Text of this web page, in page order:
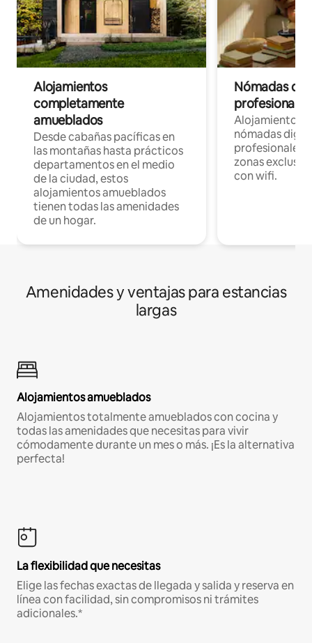
Alojamientos
completamente
amueblados
Desde cabañas pacíficas en
las montañas hasta prácticos
departamentos en el medio
de la ciudad, estos
alojamientos amueblados
tienen todas las amenidades
de un hogar.
Nómadas
Alojamientos
nómadas
profesionales
zonas
con wifi.
Amenidades y ventajas para estancias
largas
Alojamientos amueblados
Alojamientos totalmente amueblados con cocina y
todas las amenidades que necesitas para vivir
cómodamente durante un mes o más. ¡Es la alternativa
perfecta!
La flexibilidad que necesitas
Elige las fechas exactas de llegada y salida y reserva en
línea con facilidad, sin compromisos ni trámites
adicionales.*